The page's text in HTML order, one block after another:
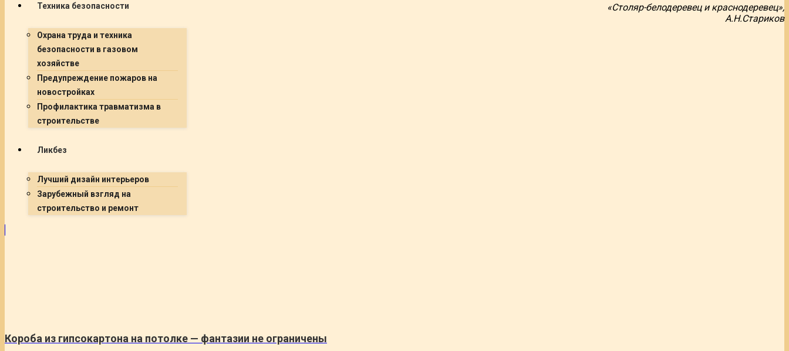
Техника безопасности
Охрана труда и техника
безопасности в газовом
хозяйстве
Предупреждение пожаров на
новостройках
Профилактика травматизма в
строительстве
Ликбез
Лучший дизайн интерьеров
Зарубежный взгляд на
строительство и ремонт
«Столяр-белодеревец и краснодеревец»,
А.Н.Стариков
Короба из гипсокартона на потолке — фантазии не ограничены